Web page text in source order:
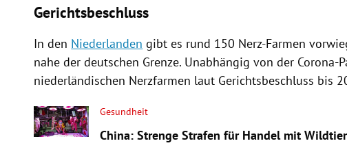
Gerichtsbeschluss
In den Niederlanden gibt es rund 150 Nerz-Farmen
nahe der deutschen Grenze. Unabhängig von der Corona-
niederländischen Nerzfarmen laut Gerichtsbeschluss bis
Gesundheit
China: Strenge Strafen für Handel mit